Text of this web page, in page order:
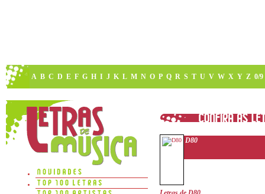
A B C D E F G H I J K L M N O P Q R S T U V W X Y Z 0/9
D80